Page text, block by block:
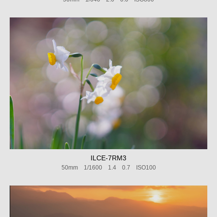
ILCE-7RM3
50mm 1/1600 1.4 0.7 ISO100